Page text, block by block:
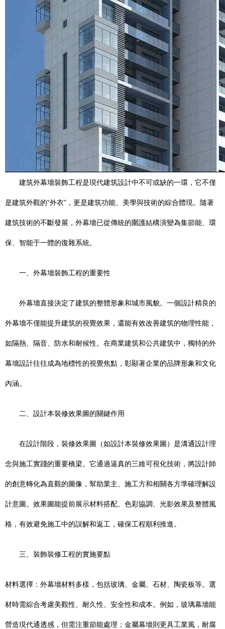
建筑外幕墻裝飾工程是現代建筑設計中不可或缺的一環，它不僅
是建筑外觀的“外衣”，更是建筑功能、美學與技術的綜合體現。隨著
建筑技術的不斷發展，外幕墻已從傳統的圍護結構演變為集節能、環
保、智能于一體的復雜系統。
一、外幕墻裝飾工程的重要性
外幕墻直接決定了建筑的整體形象和城市風貌。一個設計精良的
外幕墻不僅能提升建筑的視覺效果，還能有效改善建筑的物理性能，
如隔熱、隔音、防水和耐候性。在商業建筑和公共建筑中，獨特的外
幕墻設計往往成為地標性的視覺焦點，彰顯著企業的品牌形象和文化
內涵。
二、設計本裝修效果圖的關鍵作用
在設計階段，裝修效果圖（如設計本裝修效果圖）是溝通設計理
念與施工實踐的重要橋梁。它通過逼真的三維可視化技術，將設計師
的創意轉化為直觀的圖像，幫助業主、施工方和相關各方準確理解設
計意圖。效果圖能提前展示材料搭配、色彩協調、光影效果及整體風
格，有效避免施工中的誤解和返工，確保工程順利推進。
三、裝飾裝修工程的實施要點
材料選擇：外幕墻材料多樣，包括玻璃、金屬、石材、陶瓷板等。選
材時需綜合考慮美觀性、耐久性、安全性和成本。例如，玻璃幕墻能
營造現代通透感，但需注重節能處理；金屬幕墻則更具工業風，耐腐